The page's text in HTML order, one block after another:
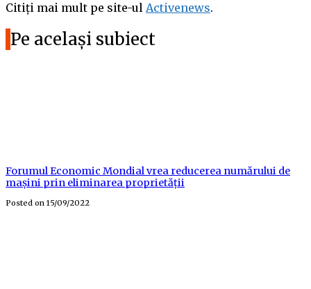
Citiți mai mult pe site-ul Activenews.
Pe același subiect
Forumul Economic Mondial vrea reducerea numărului de
mașini prin eliminarea proprietății
Posted on 15/09/2022